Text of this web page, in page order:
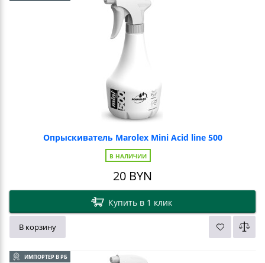
Опрыскиватель Marolex Mini Acid line 500
В НАЛИЧИИ
20 BYN
Купить в 1 клик
В корзину
ИМПОРТЕР В РБ